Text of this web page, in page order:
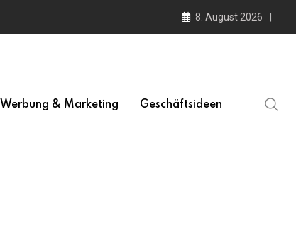
8. August 2026
Werbung & Marketing Geschäftsideen